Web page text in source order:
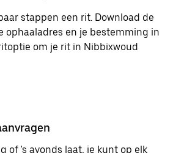
stappen een rit. Download de
ophaaladres en je bestemming in
om je rit in Nibbixwoud
of 's avonds laat, je kunt op elk